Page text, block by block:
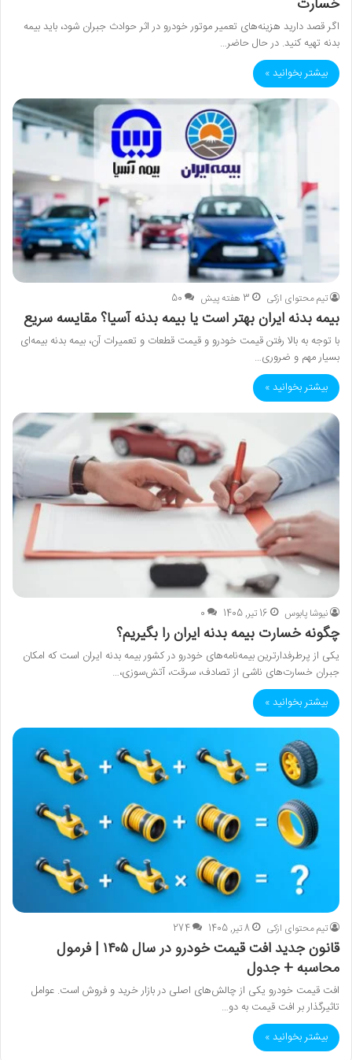
اگر قصد دارید هزینه‌های تعمیر موتور خودرو در اثر حوادث جبران شود، باید بیمه
بدنه تهیه کنید. در حال حاضر…
بیشتر بخوانید »
تیم محتوای ازکی 3 هفته پیش 50
بیمه بدنه ایران بهتر است یا بیمه بدنه آسیا؟ مقایسه سریع
با توجه به بالا رفتن قیمت خودرو و قیمت قطعات و تعمیرات آن، بیمه بدنه بیمه‌ای
بسیار مهم و ضروری…
بیشتر بخوانید »
نیوشا پابوس 16 تیر, 1405 0
چگونه خسارت بیمه بدنه ایران را بگیریم؟
یکی از پرطرفدارترین بیمه‌نامه‌های خودرو در کشور بیمه بدنه ایران است که امکان
جبران خسارت‌های ناشی از تصادف، سرقت، آتش‌سوزی،…
بیشتر بخوانید »
تیم محتوای ازکی 8 تیر, 1405 274
قانون جدید افت قیمت خودرو در سال ۱۴۰۵ | فرمول
محاسبه + جدول
افت قیمت خودرو یکی از چالش‌های اصلی در بازار خرید و فروش است. عوامل
تاثیرگذار بر افت قیمت به دو…
بیشتر بخوانید »